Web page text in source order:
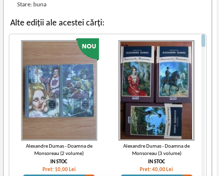
Stare: buna
Alte ediții ale acestei cărți:
Alexandre Dumas - Doamna de
Monsoreau (2 volume)
IN STOC
Pret: 10,00 Lei
Alexandre Dumas - Doamna de
Monsoreau (3 volume)
IN STOC
Pret:40,00 Lei